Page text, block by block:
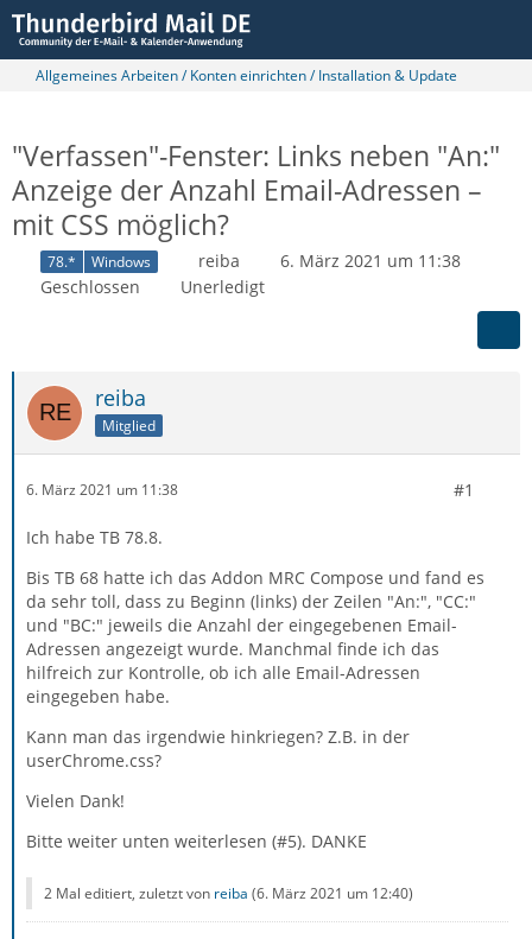
Allgemeines Arbeiten / Konten einrichten / Installation & Update
"Verfassen"-Fenster: Links neben "An:"
Anzeige der Anzahl Email-Adressen –
mit CSS möglich?
78.* Windows reiba
6. März 2021 um 11:38
Geschlossen
Unerledigt
reiba
Mitglied
6. März 2021 um 11:38 #1
Ich habe TB 78.8.
Bis TB 68 hatte ich das Addon MRC Compose und fand es
da sehr toll, dass zu Beginn (links) der Zeilen "An:", "CC:"
und "BC:" jeweils die Anzahl der eingegebenen Email-
Adressen angezeigt wurde. Manchmal finde ich das
hilfreich zur Kontrolle, ob ich alle Email-Adressen
eingegeben habe.
Kann man das irgendwie hinkriegen? Z.B. in der
userChrome.css?
Vielen Dank!
Bitte weiter unten weiterlesen (#5). DANKE
2 Mal editiert, zuletzt von reiba (6. März 2021 um 12:40)